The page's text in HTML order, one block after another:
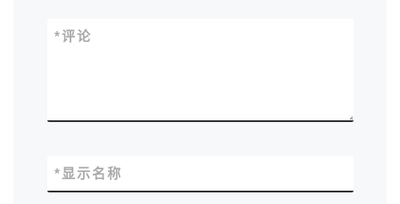
评论
*
显示名称
*